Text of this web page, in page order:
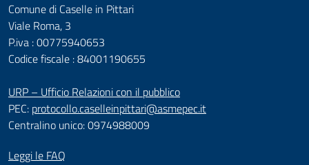
Comune di Caselle in Pittari
Viale Roma, 3
P.iva : 00775940653
Codice fiscale : 84001190655
URP – Ufficio Relazioni con il pubblico
PEC: protocollo.caselleinpittari@asmepec.it
Centralino unico: 0974988009
Leggi le FAQ